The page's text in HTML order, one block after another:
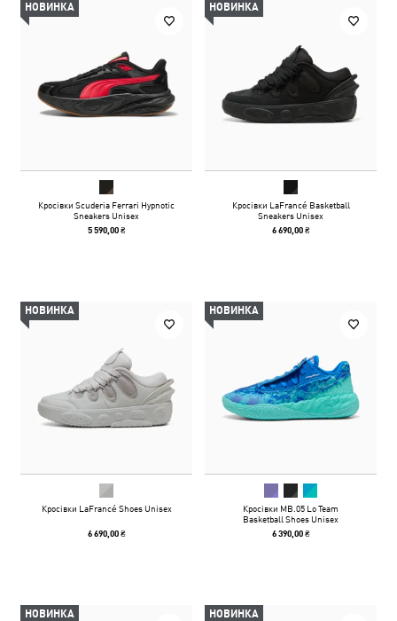
НОВИНКА
Кросівки Scuderia Ferrari Hypnotic
Sneakers Unisex
5 590,00 ₴
НОВИНКА
Кросівки LaFrancé Basketball
Sneakers Unisex
6 690,00 ₴
НОВИНКА
Кросівки LaFrancé Shoes Unisex
6 690,00 ₴
НОВИНКА
Кросівки MB.05 Lo Team
Basketball Shoes Unisex
6 390,00 ₴
НОВИНКА НОВИНКА